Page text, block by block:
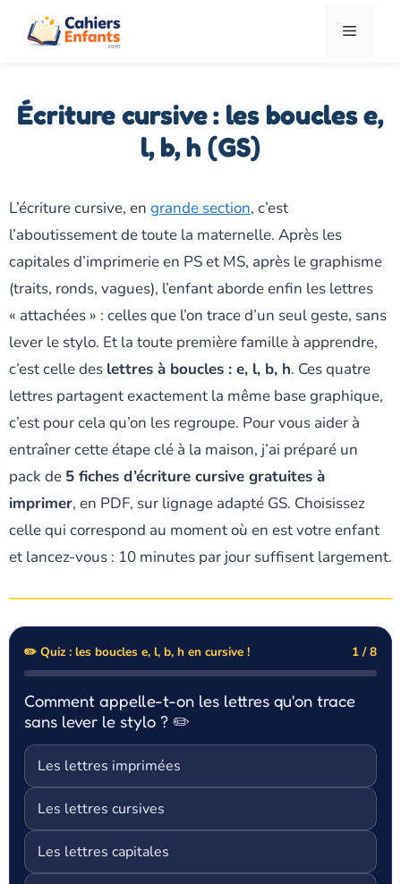
Menu
Écriture cursive : les boucles e,
l, b, h (GS)
L’écriture cursive, en grande section, c’est
l’aboutissement de toute la maternelle. Après les
capitales d’imprimerie en PS et MS, après le graphisme
(traits, ronds, vagues), l’enfant aborde enfin les lettres
« attachées » : celles que l’on trace d’un seul geste, sans
lever le stylo. Et la toute première famille à apprendre,
c’est celle des lettres à boucles : e, l, b, h. Ces quatre
lettres partagent exactement la même base graphique,
c’est pour cela qu’on les regroupe. Pour vous aider à
entraîner cette étape clé à la maison, j’ai préparé un
pack de 5 fiches d’écriture cursive gratuites à
imprimer, en PDF, sur lignage adapté GS. Choisissez
celle qui correspond au moment où en est votre enfant
et lancez-vous : 10 minutes par jour suffisent largement.
✏️ Quiz : les boucles e, l, b, h en cursive ! 1 / 8
Comment appelle-t-on les lettres qu'on trace
sans lever le stylo ? ✏️
Les lettres imprimées
Les lettres cursives
Les lettres capitales